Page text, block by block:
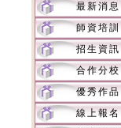
最新消息
師資培訓
招生資訊
合作分校
優秀作品
線上報名